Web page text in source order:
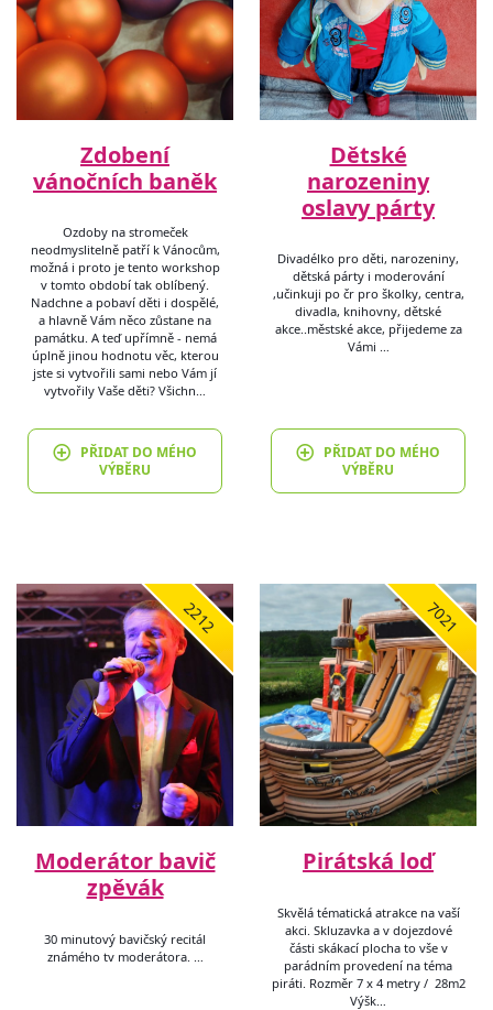
Zdobení
vánočních baněk
Ozdoby na stromeček
neodmyslitelně patří k Vánocům,
možná i proto je tento workshop
v tomto období tak oblíbený.
Nadchne a pobaví děti i dospělé,
a hlavně Vám něco zůstane na
památku. A teď upřímně - nemá
úplně jinou hodnotu věc, kterou
jste si vytvořili sami nebo Vám jí
vytvořily Vaše děti? Všichn…
PŘIDAT DO MÉHO
VÝBĚRU
Dětské
narozeniny
oslavy párty
Divadélko pro děti, narozeniny,
dětská párty i moderování
,učinkuji po čr pro školky, centra,
divadla, knihovny, dětské
akce..městské akce, přijedeme za
Vámi …
PŘIDAT DO MÉHO
VÝBĚRU
2212
Moderátor bavič
zpěvák
30 minutový bavičský recitál
známého tv moderátora. …
7021
Pirátská loď
Skvělá tématická atrakce na vaší
akci. Skluzavka a v dojezdové
části skákací plocha to vše v
parádním provedení na téma
piráti. Rozměr 7 x 4 metry / 28m2
Výšk…